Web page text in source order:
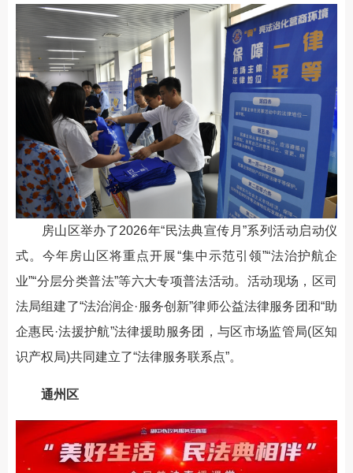
房山区举办了2026年“民法典宣传月”系列活动启动仪
式。今年房山区将重点开展“集中示范引领”“法治护航企
业”“分层分类普法”等六大专项普法活动。活动现场，区司
法局组建了“法治润企·服务创新”律师公益法律服务团和“助
企惠民·法援护航”法律援助服务团，与区市场监管局(区知
识产权局)共同建立了“法律服务联系点”。
通州区